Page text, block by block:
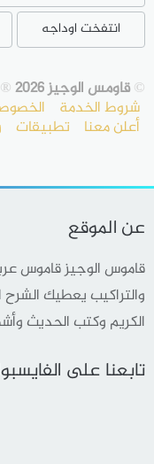
انتفخت اوداجه
©قاومس الوجيز 2026 ®
شروط الخدمة
أعلن معنا تطبيقات
عن الموقع
قاموس الوجيز قاموس
والتراكيب يعطيك الشرح
الكريم وكتب الحديث
تابعنا على